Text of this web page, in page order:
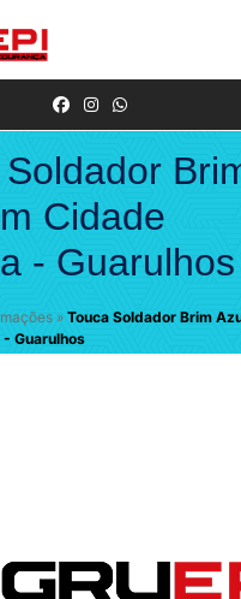
Cidade
- Guarulhos
» Touca Soldador Brim
Guarulhos